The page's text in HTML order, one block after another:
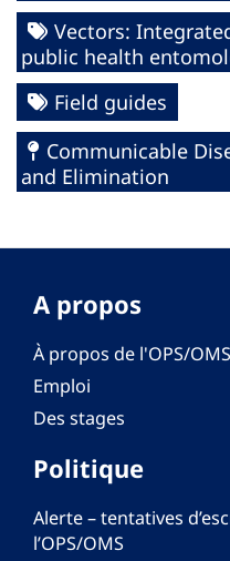
Vectors:
public health
Field guides
Communicable
and Elimination
A propos
À propos de l'OPS/OMS
Emploi
Des stages
Politique
Alerte – tentatives
l’OPS/OMS